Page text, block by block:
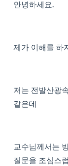
안녕하세요.
제가 이해를 하
저는 전발산광
같은데
교수님께서는
질문을 조심스